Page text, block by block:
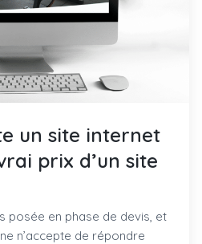
un site internet
prix d’un site
posée en phase de devis, et
n’accepte de répondre